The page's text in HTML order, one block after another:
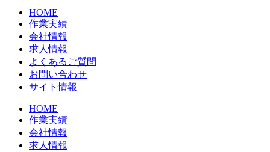
HOME
作業実績
会社情報
求人情報
よくあるご質問
お問い合わせ
サイト情報
HOME
作業実績
会社情報
求人情報